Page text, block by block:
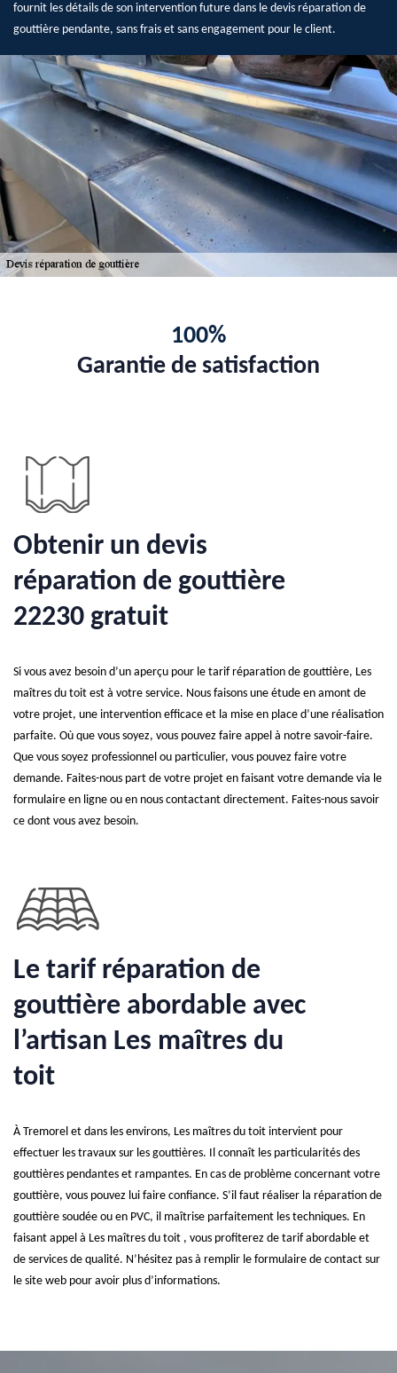
fournit les détails de son intervention future dans le devis réparation de
gouttière pendante, sans frais et sans engagement pour le client.
100%
Garantie de satisfaction
Obtenir un devis
réparation de gouttière
22230 gratuit
Si vous avez besoin d’un aperçu pour le tarif réparation de gouttière, Les
maîtres du toit est à votre service. Nous faisons une étude en amont de
votre projet, une intervention efficace et la mise en place d’une réalisation
parfaite. Où que vous soyez, vous pouvez faire appel à notre savoir-faire.
Que vous soyez professionnel ou particulier, vous pouvez faire votre
demande. Faites-nous part de votre projet en faisant votre demande via le
formulaire en ligne ou en nous contactant directement. Faites-nous savoir
ce dont vous avez besoin.
Le tarif réparation de
gouttière abordable avec
l’artisan Les maîtres du
toit
À Tremorel et dans les environs, Les maîtres du toit intervient pour
effectuer les travaux sur les gouttières. Il connaît les particularités des
gouttières pendantes et rampantes. En cas de problème concernant votre
gouttière, vous pouvez lui faire confiance. S’il faut réaliser la réparation de
gouttière soudée ou en PVC, il maîtrise parfaitement les techniques. En
faisant appel à Les maîtres du toit , vous profiterez de tarif abordable et
de services de qualité. N’hésitez pas à remplir le formulaire de contact sur
le site web pour avoir plus d’informations.